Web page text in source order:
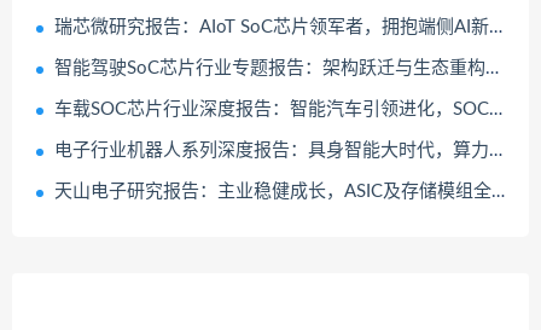
瑞芯微研究报告：AIoT SoC芯片领军者，拥抱端侧AI新机遇
智能驾驶SoC芯片行业专题报告：架构跃迁与生态重构下的国产化机遇
车载SOC芯片行业深度报告：智能汽车引领进化，SOC芯片加速国产化
电子行业机器人系列深度报告：具身智能大时代，算力芯片筑底座
天山电子研究报告：主业稳健成长，ASIC及存储模组全链条布局